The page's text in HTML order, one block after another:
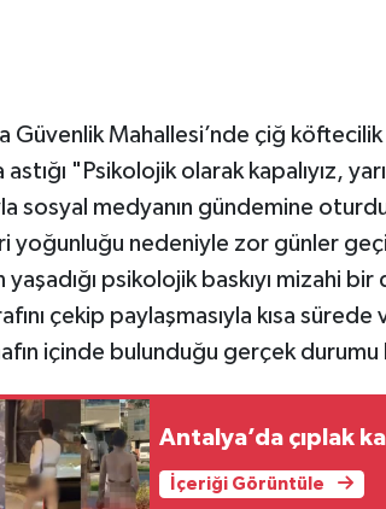
Güvenlik Mahallesi’nde çiğ köftecilik
astığı "Psikolojik olarak kapalıyız,
sosyal medyanın gündemine
yoğunluğu nedeniyle zor günler
yaşadığı psikolojik baskıyı mizahi
çekip paylaşmasıyla kısa
içinde bulunduğu gerçek durumu
Antalya’da çıplak
İçeriği Görüntüle